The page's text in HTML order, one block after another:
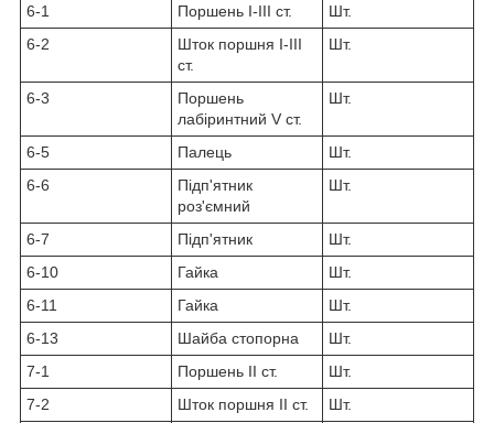
6-1
Поршень I-III ст.
Шт.
6-2
Шток поршня I-III
ст.
Шт.
6-3
Поршень
лабіринтний V ст.
Шт.
6-5 Палець
Шт.
6-6
Підп'ятник
роз'ємний
Шт.
6-7 Підп'ятник
Шт.
6-10
Гайка
Шт.
6-11
Гайка
Шт.
6-13
Шайба стопорна
Шт.
7-1
Поршень II ст.
Шт.
7-2
Шток поршня II ст.
Шт.